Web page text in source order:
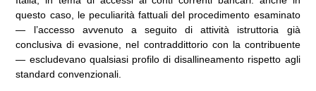
questo caso, le peculiarità fattuali del procedimento esaminato
— l’accesso avvenuto a seguito di attività istruttoria già
conclusiva di evasione, nel contraddittorio con la contribuente
— escludevano qualsiasi profilo di disallineamento rispetto agli
standard convenzionali.